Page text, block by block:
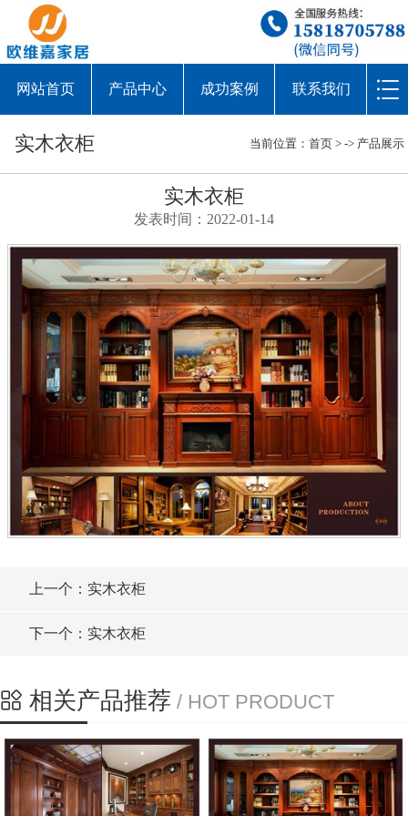
网站首页 产品中心 成功案例 联系我们
实木衣柜 当前位置： 首页 > -> 产品展示
实木衣柜
发表时间：2022-01-14
上一个：实木衣柜
下一个：实木衣柜
相关产品推荐 / HOT PRODUCT